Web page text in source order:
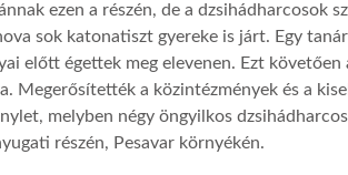
ezen a részén, de a dzsihádharcosok
sok katonatiszt gyereke is járt. Egy
előtt égettek meg elevenen. Ezt követően
Megerősítették a közintézmények és a
melyben négy öngyilkos
részén, Pesavar környékén.